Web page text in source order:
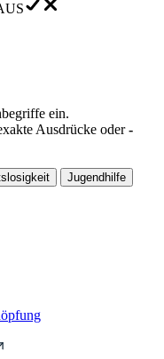
ein.
Ausdrücke oder-
Jugendhilfe